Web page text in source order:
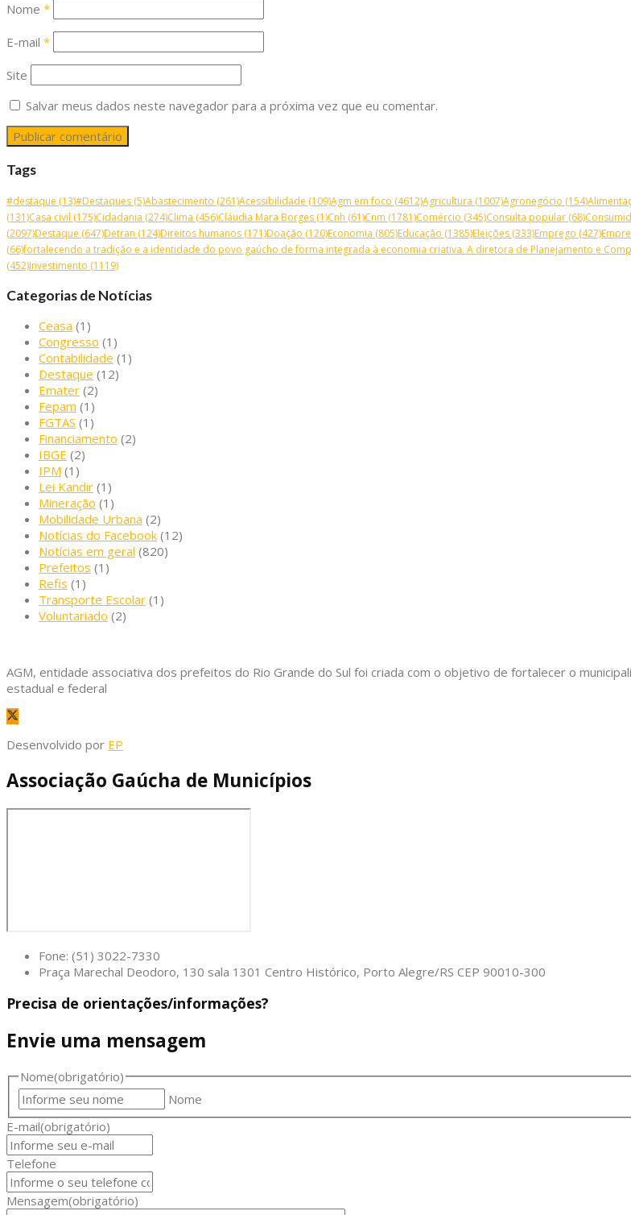
Nome *
E-mail *
Site
Salvar meus dados neste navegador para a próxima vez que eu comentar.
Tags
#destaque (13)#Destaques (5)Abastecimento (261)Acessibilidade (109)Agm em foco (4612)Agricultura (1007)Agronegócio (154)
(131)Casa civil (175)Cidadania (274)Clima (456)Cláudia Mara Borges (1)Cnh (61)Cnm (1781)Comércio (345)Consulta popular (68)
(2097)Destaque (647)Detran (124)Direitos humanos (171)Doação (120)Economia (805)Educação (1385)Eleições (333)Emprego (427)
(66)fortalecendo a tradição e a identidade do povo gaúcho de forma integrada à economia criativa. A diretora de Planejamento e
(452)Investimento (1119)
Categorias de Notícias
Ceasa (1)
Congresso (1)
Contabilidade (1)
Destaque (12)
Emater (2)
Fepam (1)
FGTAS (1)
Financiamento (2)
IBGE (2)
IPM (1)
Lei Kandir (1)
Mineração (1)
Mobilidade Urbana (2)
Notícias do Facebook (12)
Notícias em geral (820)
Prefeitos (1)
Refis (1)
Transporte Escolar (1)
Voluntariado (2)
AGM, entidade associativa dos prefeitos do Rio Grande do Sul foi criada com o objetivo de fortalecer o
estadual e federal
Desenvolvido por EP
Associação Gaúcha de Municípios
Fone: (51) 3022-7330
Praça Marechal Deodoro, 130 sala 1301 Centro Histórico, Porto Alegre/RS CEP 90010-300
Precisa de orientações/informações?
Envie uma mensagem
Nome(obrigatório)
Nome
E-mail(obrigatório)
Telefone
Mensagem(obrigatório)